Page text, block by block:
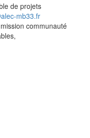
de projets
mb33.fr
communauté